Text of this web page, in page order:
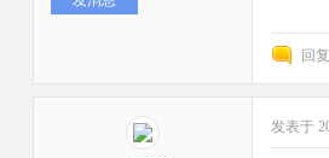
回复
发表于